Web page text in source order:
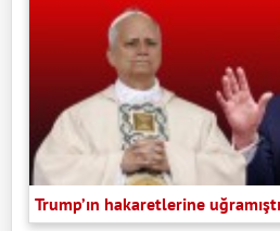
Trump’ın hakaretlerine